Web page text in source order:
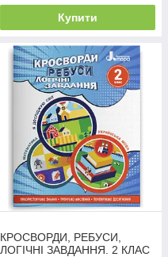
Купити
КРОСВОРДИ, РЕБУСИ,
ЛОГІЧНІ ЗАВДАННЯ. 2 КЛАС